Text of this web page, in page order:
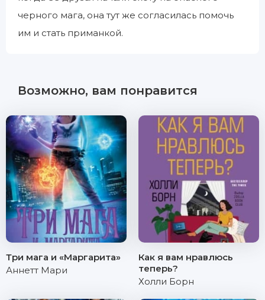
черного мага, она тут же согласилась помочь
им и стать приманкой.
Возможно, вам понравится
Три мага и «Маргарита»
Аннетт Мари
Как я вам нравлюсь
теперь?
Холли Борн